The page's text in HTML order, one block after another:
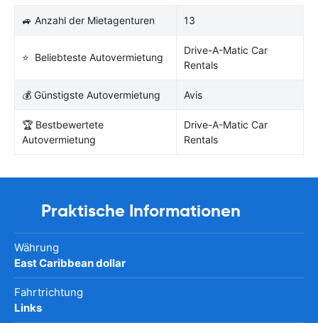
🚙 Anzahl der Mietagenturen 13
⭐ Beliebteste Autovermietung
Drive-A-Matic Car
Rentals
💰 Günstigste Autovermietung Avis
🏆 Bestbewertete
Autovermietung
Drive-A-Matic Car
Rentals
Praktische Informationen
Währung
East Caribbean dollar
Fahrtrichtung
Links